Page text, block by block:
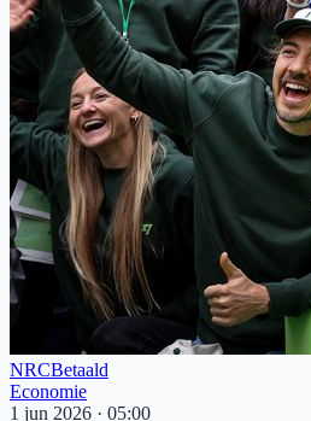
NRCBetaald
Economie
1 jun 2026 · 05:00